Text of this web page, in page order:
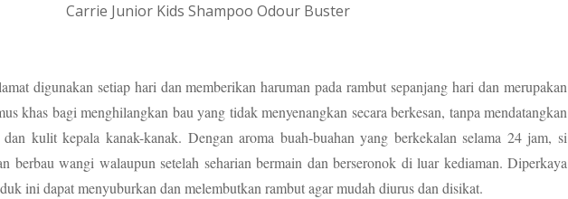
Carrie Junior Kids Shampoo Odour Buster
digunakan setiap hari dan memberikan haruman pada rambut sepanjang hari dan merupakan
khas bagi menghilangkan bau yang tidak menyenangkan secara berkesan, tanpa mendatangkan
kulit kepala kanak-kanak. Dengan aroma buah-buahan yang berkekalan selama 24 jam, si
berbau wangi walaupun setelah seharian bermain dan berseronok di luar kediaman. Diperkaya
ini dapat menyuburkan dan melembutkan rambut agar mudah diurus dan disikat.